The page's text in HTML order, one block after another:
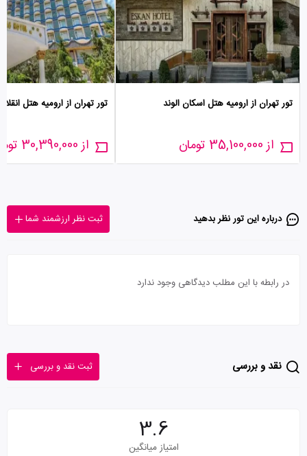
تور تهران از ارومیه هتل اسکان الوند
از 35,100,000 تومان
تور تهران از ارومیه هتل
از 30,390,000 تومان
درباره این تور‌ نظر بدهید ثبت نظر ارزشمند شما
در رابطه با این مطلب دیدگاهی وجود ندارد
نقد و بررسی ثبت نقد و بررسی
3.6
امتیاز میانگین